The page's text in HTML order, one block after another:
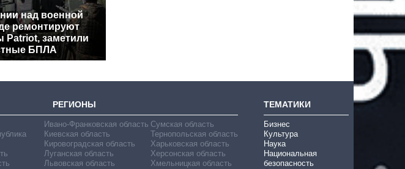
над военной
ремонтируют
Patriot, заметили
БПЛА
РЕГИОНЫ
Ивано-Франковская область
Киевская область
Кировоградская область
Луганская область
Львовская область
Сумская область
Тернопольская область
Харьковская область
Херсонская область
Хмельницкая область
ТЕМАТИКИ
Бизнес
Культура
Наука
Национальная
безопасность